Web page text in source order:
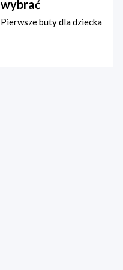
wybrać
Pierwsze buty dla dziecka